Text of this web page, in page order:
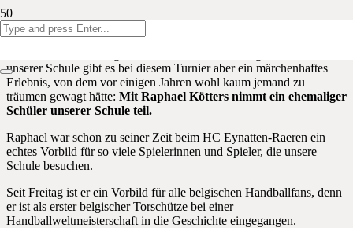
Eynatten und Handball gehören einfach zusammen. Logisch also,
dass zahlreiche Kinder, Lehrpersonen und Eltern die aktuelle
unserer Schule gibt es bei diesem Turnier aber ein märchenhaftes
Erlebnis, von dem vor einigen Jahren wohl kaum jemand zu
träumen gewagt hätte: Mit Raphael Kötters nimmt ein ehemaliger
Schüler unserer Schule teil.
Raphael war schon zu seiner Zeit beim HC Eynatten-Raeren ein
echtes Vorbild für so viele Spielerinnen und Spieler, die unsere
Schule besuchen.
Seit Freitag ist er ein Vorbild für alle belgischen Handballfans, denn
er ist als erster belgischer Torschütze bei einer
Handballweltmeisterschaft in die Geschichte eingegangen.